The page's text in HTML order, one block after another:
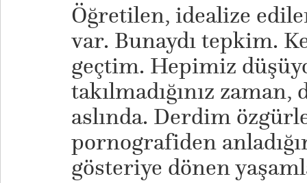
Öğretilen, idealize
var. Bunaydı tepkim.
geçtim. Hepimiz
takılmadığınız
aslında. Derdim
pornografiden
gösteriye dönen